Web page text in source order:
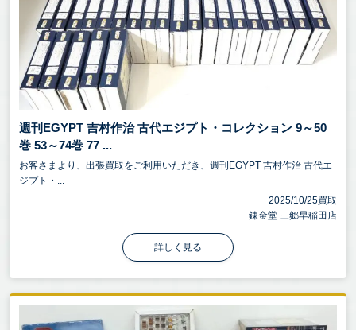
週刊EGYPT 吉村作治 古代エジプト・コレクション 9～50
巻 53～74巻 77 ...
お客さまより、出張買取をご利用いただき、週刊EGYPT 吉村作治 古代エ
ジプト・...
2025/10/25買取
錬金堂 三郷早稲田店
詳しく見る